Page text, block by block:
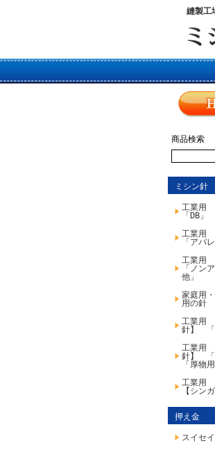
縫製工
商品検索
ミシン針
工業用
「DB
工業用
「アパ
工業用
「ノン
他」
家庭用
用の針
工業用
針】 「
工業用
針】 「
「厚物用
工業用
【シン
押え金
スイセ